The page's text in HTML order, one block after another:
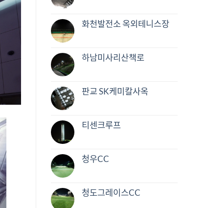
화천발전소 옥외테니스장
하남미사리산책로
판교 SK케미칼사옥
티센크루프
청우CC
청도그레이스CC